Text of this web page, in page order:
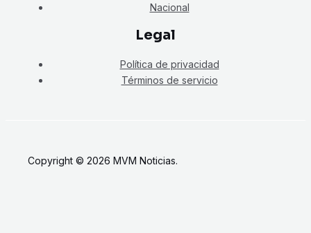
Nacional
Legal
Política de privacidad
Términos de servicio
Copyright © 2026 MVM Noticias.